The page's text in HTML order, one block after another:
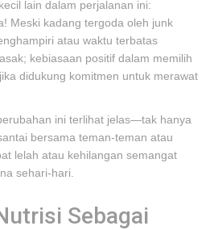
lain dalam perjalanan ini:
Meski kadang tergoda oleh junk
atau waktu terbatas
kebiasaan positif dalam memilih
didukung komitmen untuk merawat
ini terlihat jelas—tak hanya
bersama teman-teman atau
lelah atau kehilangan semangat
sehari-hari.
Sebagai